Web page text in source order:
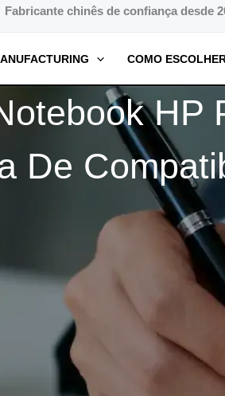
Fabricante chinês de confiança desde
COMO
De